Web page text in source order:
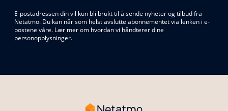
E-postadressen din vil kun bli brukt til å sende nyheter og tilbud fra
Netatmo. Du kan når som helst avslutte abonnementet via lenken i e-
postene våre. Lær mer om hvordan vi håndterer dine
personopplysninger.